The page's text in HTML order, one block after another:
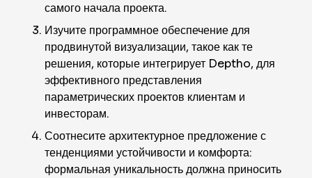
самого начала проекта.
Изучите программное обеспечение для
продвинутой визуализации, такое как те
решения, которые интегрирует Deptho, для
эффективного представления
параметрических проектов клиентам и
инвесторам.
Соотнесите архитектурное предложение с
тенденциями устойчивости и комфорта:
формальная уникальность должна приносить